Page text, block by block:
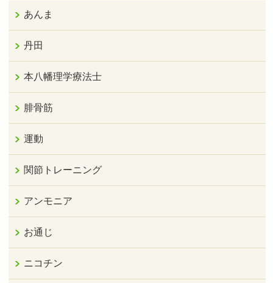
あんま
丹田
本八幡理学療法士
腓骨筋
運動
関節トレーニング
アンモニア
お通じ
ニコチン